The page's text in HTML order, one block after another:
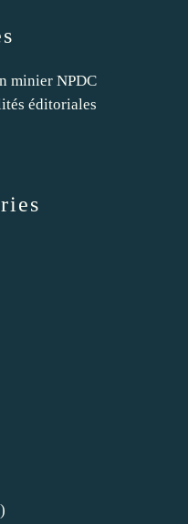
minier NPDC
éditoriales